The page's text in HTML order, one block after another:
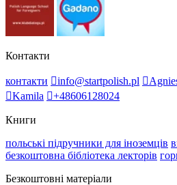
Контакти
контакти info@startpolish.pl
Kamila
+48606128024
Книги
польські підручники для іноземців
безкоштовна бібліотека лекторів
Безкоштовні матеріали